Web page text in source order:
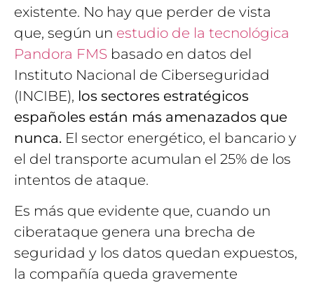
existente. No hay que perder de vista
que, según un estudio de la tecnológica
Pandora FMS basado en datos del
Instituto Nacional de Ciberseguridad
(INCIBE), los sectores estratégicos
españoles están más amenazados que
nunca. El sector energético, el bancario y
el del transporte acumulan el 25% de los
intentos de ataque.
Es más que evidente que, cuando un
ciberataque genera una brecha de
seguridad y los datos quedan expuestos,
la compañía queda gravemente